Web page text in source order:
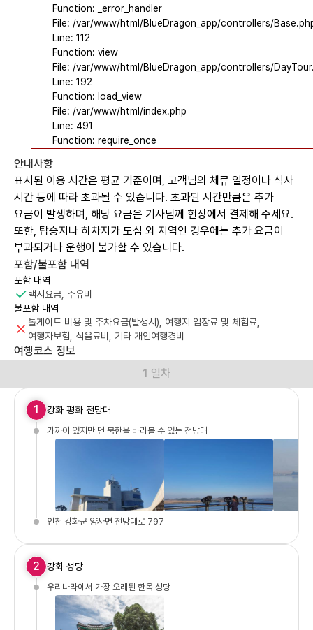
Function: _error_handler
File: /var/www/html/BlueDragon_app/controllers/
Line: 112
Function: view
File: /var/www/html/BlueDragon_app/controllers/
Line: 192
Function: load_view
File: /var/www/html/index.php
Line: 491
Function: require_once
안내사항
표시된 이용 시간은 평균 기준이며, 고객님의 체류 일정이나 식사
시간 등에 따라 초과될 수 있습니다. 초과된 시간만큼은 추가
요금이 발생하며, 해당 요금은 기사님께 현장에서 결제해 주세요.
또한, 탑승지나 하차지가 도심 외 지역인 경우에는 추가 요금이
부과되거나 운행이 불가할 수 있습니다.
포함/불포함 내역
포함 내역
택시요금, 주유비
불포함 내역
톨게이트 비용 및 주차요금(발생시), 여행지 입장료 및 체험료,
여행자보험, 식음료비, 기타 개인여행경비
여행코스 정보
1 일차
1 강화 평화 전망대
가까이 있지만 먼 북한을 바라볼 수 있는 전망대
인천 강화군 양사면 전망대로 797
2 강화 성당
우리나라에서 가장 오래된 한옥 성당